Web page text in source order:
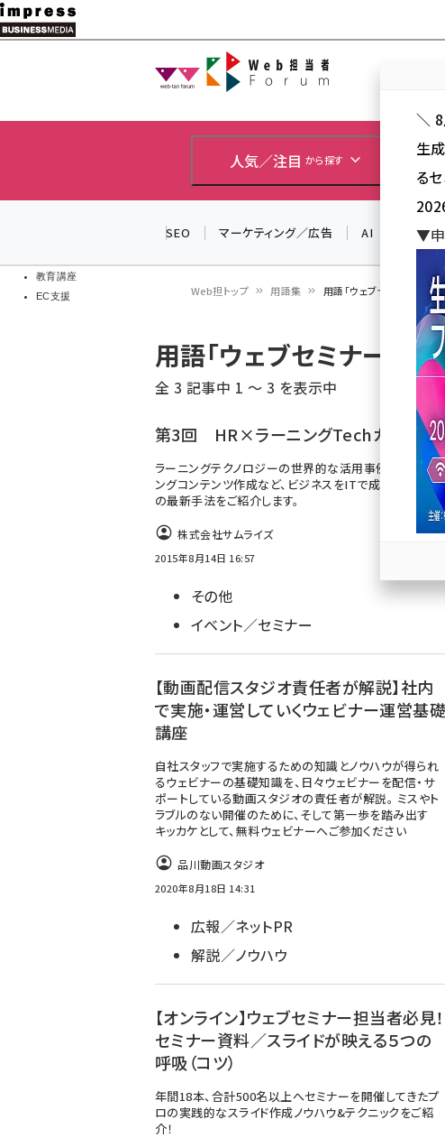
メ
イ
教育講座
EC支援
Web担当者Forum
人気／注目 から探す カ
SEO マーケティング／広告 AI SNS
ン
く
ず
Web担トップ 用語集 用語「ウェブセミナー」
用語「ウェブセミナー」
全 3 記事中 1 ～ 3 を表示中
第3回 HR×ラーニングTechカレッジ
ラーニングテクノロジーの世界的な活用事例やeラーニ
ングコンテンツ作成など、ビジネスをITで成功させる為
の最新手法をご紹介します。
株式会社サムライズ
2015年8月14日 16:57
その他
イベント／セミナー
【動画配信スタジオ責任者が解説】社内
で実施・運営していくウェビナー運営基礎
講座
自社スタッフで実施するための知識とノウハウが得られ
るウェビナーの基礎知識を、日々ウェビナーを配信・サ
ポートしている動画スタジオの責任者が解説。 ミスやト
ラブルのない開催のために、そして第一歩を踏み出す
キッカケとして、無料ウェビナーへご参加ください
品川動画スタジオ
2020年8月18日 14:31
広報／ネットPR
解説／ノウハウ
【オンライン】ウェブセミナー担当者必見！
セミナー資料／スライドが映える５つの
呼吸（コツ）
年間18本、合計500名以上へセミナーを開催してきたプ
ロの実践的なスライド作成ノウハウ&テクニックをご紹
介！
＼
生
る
▼申